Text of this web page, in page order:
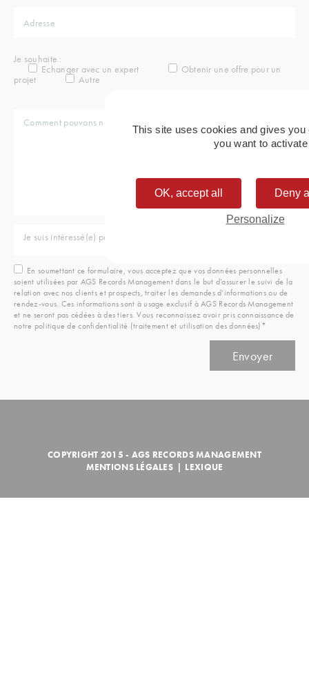
Je souhaite :
Echanger avec un expert
Obtenir une offre pour un
projet
Autre
Je suis intéressé(e) par les solutions
En soumettant ce formulaire, vous acceptez que vos données personnelles
soient utilisées par AGS Records Management dans le but d’assurer le suivi de la
relation avec nos clients et prospects, traiter les demandes d’informations ou de
rendez-vous. Ces informations sont à usage exclusif à AGS Records Management
et ne seront pas cédées à des tiers. Vous reconnaissez avoir pris connaissance de
notre politique de confidentialité (traitement et utilisation des données)*
COPYRIGHT 2015 - AGS RECORDS MANAGEMENT
MENTIONS LÉGALES | LEXIQUE
This site uses cookies and gives you
you want to activate
OK, accept all Deny
Personalize